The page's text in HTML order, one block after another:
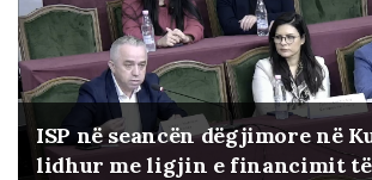
ISP në seancën dëgjimore në
lidhur me ligjin e financimit